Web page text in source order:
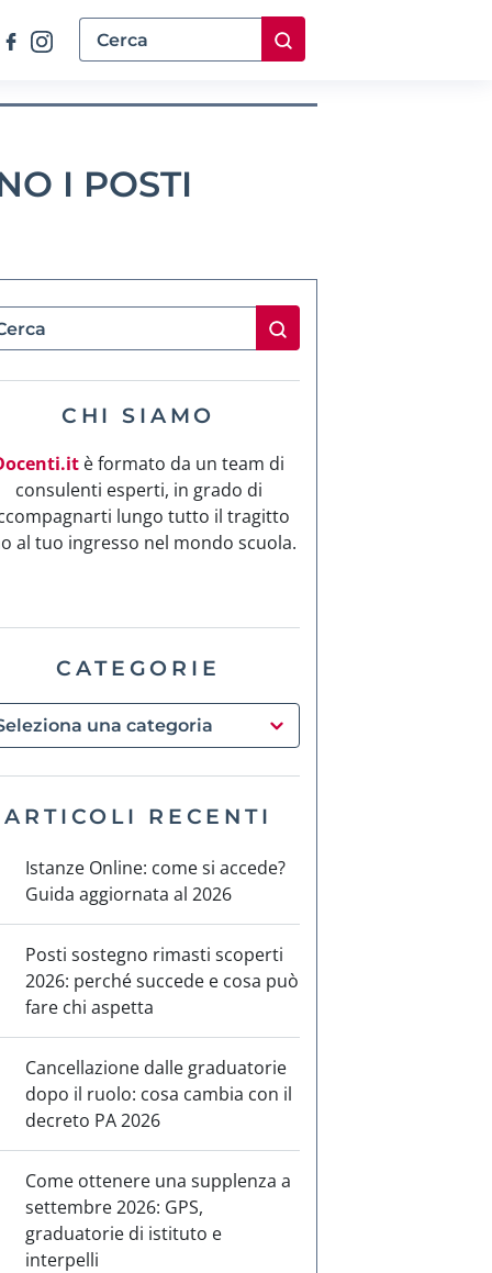
I POSTI
CHI SIAMO
è formato da un team di
consulenti esperti, in grado di
lungo tutto il tragitto
al tuo ingresso nel mondo scuola.
CATEGORIE
ARTICOLI RECENTI
Istanze Online: come si accede?
Guida aggiornata al 2026
Posti sostegno rimasti scoperti
2026: perché succede e cosa può
fare chi aspetta
Cancellazione dalle graduatorie
dopo il ruolo: cosa cambia con il
decreto PA 2026
Come ottenere una supplenza a
settembre 2026: GPS,
graduatorie di istituto e
interpelli